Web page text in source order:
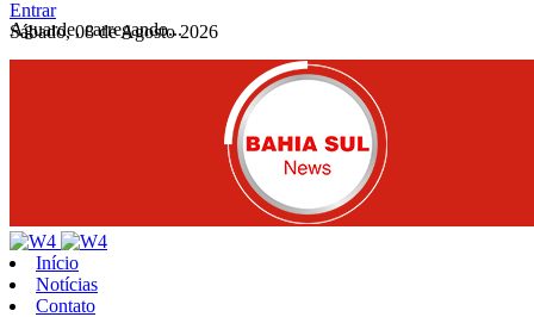
Aguarde, carregando...
Entrar
Sábado, 08 de Agosto 2026
Início
Notícias
Contato